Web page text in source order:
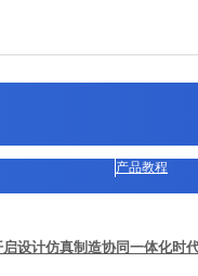
产品教程
设计仿真制造协同一体化时